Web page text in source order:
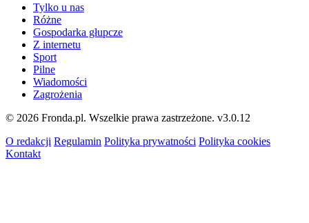
Tylko u nas
Różne
Gospodarka głupcze
Z internetu
Sport
Pilne
Wiadomości
Zagrożenia
© 2026 Fronda.pl. Wszelkie prawa zastrzeżone. v3.0.12
O redakcji Regulamin Polityka prywatności Polityka cookies
Kontakt